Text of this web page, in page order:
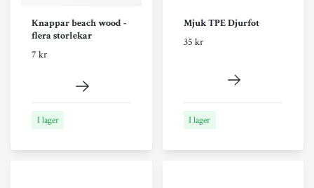
Knappar beach wood -
flera storlekar
7 kr
I lager
Mjuk TPE Djurfot
35 kr
I lager